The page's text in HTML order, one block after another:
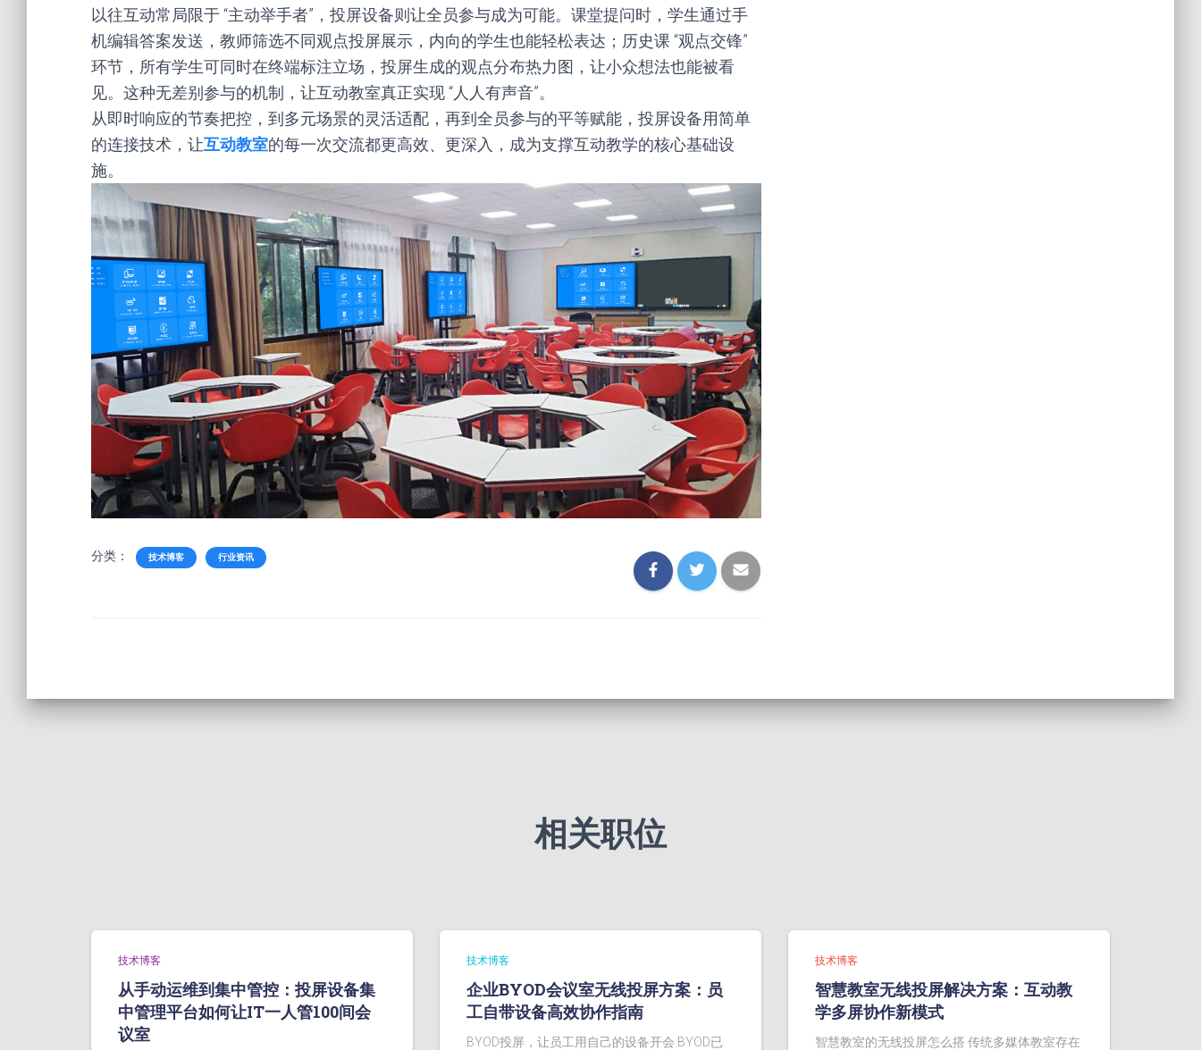
以往互动常局限于 “主动举手者”，投屏设备则让全员参与成为可能。课堂提问时，学生通过手
机编辑答案发送，教师筛选不同观点投屏展示，内向的学生也能轻松表达；历史课 “观点交锋”
环节，所有学生可同时在终端标注立场，投屏生成的观点分布热力图，让小众想法也能被看
见。这种无差别参与的机制，让互动教室真正实现 “人人有声音”。
从即时响应的节奏把控，到多元场景的灵活适配，再到全员参与的平等赋能，投屏设备用简单
的连接技术，让互动教室的每一次交流都更高效、更深入，成为支撑互动教学的核心基础设
施。
分类： 技术博客 行业资讯
相关职位
技术博客
从手动运维到集中管控：投屏设备集
中管理平台如何让IT一人管100间会
议室
技术博客
企业BYOD会议室无线投屏方案：员
工自带设备高效协作指南
BYOD投屏，让员工用自己的设备开会 BYOD已
技术博客
智慧教室无线投屏解决方案：互动教
学多屏协作新模式
智慧教室的无线投屏怎么搭 传统多媒体教室存在